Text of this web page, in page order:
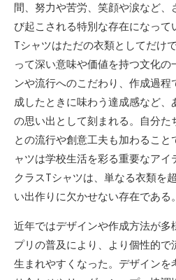
間、努力や苦労、笑顔や涙など
び起こされる特別な存在になって
Tシャツはただの衣類としてだけ
って深い意味や価値を持つ文化
ンや流行へのこだわり、作成過
成したときに味わう達成感など、
の思い出として刻まれる。自分
との流行や創意工夫も加わるこ
ャツは学校生活を彩る重要なアイ
クラスTシャツは、単なる衣類を
い出作りに欠かせない存在である。
近年ではデザインや作成方法が多
プリの普及により、より個性的
生まれやすくなった。デザインを